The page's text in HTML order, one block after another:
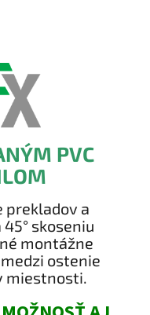
PVC
prekladov a
skoseniu
montážne
ostenie
miestnosti.